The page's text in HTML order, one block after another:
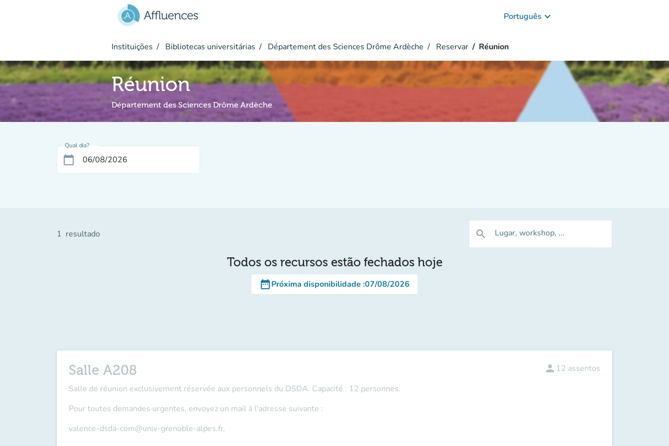
Português keyboard_arrow_down
Instituições Bibliotecas universitárias Département des Sciences Drôme Ardèche Reservar Réunion
Réunion
Département des Sciences Drôme Ardèche
Qual dia?
calendar_today
1 resultado search Lugar, workshop, ...
Todos os recursos estão fechados hoje
date_rangePróxima disponibilidade :07/08/2026
Salle A208
Salle de réunion exclusivement réservée aux personnels du DSDA. Capacité : 12 personnes.
Pour toutes demandes urgentes, envoyez un mail à l'adresse suivante :
valence-dsda-com@univ-grenoble-alpes.fr.
person 12 assentos